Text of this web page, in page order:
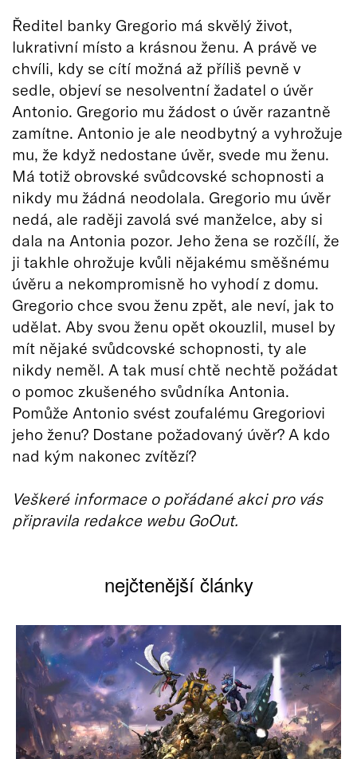
Ředitel banky Gregorio má skvělý život,
lukrativní místo a krásnou ženu. A právě ve
chvíli, kdy se cítí možná až příliš pevně v
sedle, objeví se nesolventní žadatel o úvěr
Antonio. Gregorio mu žádost o úvěr razantně
zamítne. Antonio je ale neodbytný a vyhrožuje
mu, že když nedostane úvěr, svede mu ženu.
Má totiž obrovské svůdcovské schopnosti a
nikdy mu žádná neodolala. Gregorio mu úvěr
nedá, ale raději zavolá své manželce, aby si
dala na Antonia pozor. Jeho žena se rozčílí, že
ji takhle ohrožuje kvůli nějakému směšnému
úvěru a nekompromisně ho vyhodí z domu.
Gregorio chce svou ženu zpět, ale neví, jak to
udělat. Aby svou ženu opět okouzlil, musel by
mít nějaké svůdcovské schopnosti, ty ale
nikdy neměl. A tak musí chtě nechtě požádat
o pomoc zkušeného svůdníka Antonia.
Pomůže Antonio svést zoufalému Gregoriovi
jeho ženu? Dostane požadovaný úvěr? A kdo
nad kým nakonec zvítězí?
Veškeré informace o pořádané akci pro vás
připravila redakce webu GoOut.
nejčtenější články